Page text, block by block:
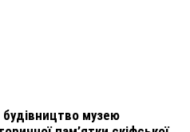
музею